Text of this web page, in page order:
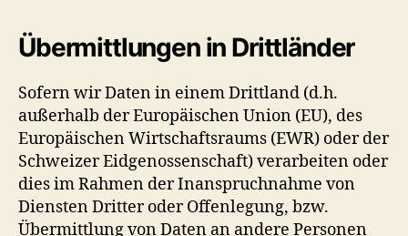
Übermittlungen in Drittländer
Sofern wir Daten in einem Drittland (d.h.
außerhalb der Europäischen Union (EU), des
Europäischen Wirtschaftsraums (EWR) oder der
Schweizer Eidgenossenschaft) verarbeiten oder
dies im Rahmen der Inanspruchnahme von
Diensten Dritter oder Offenlegung, bzw.
Übermittlung von Daten an andere Personen